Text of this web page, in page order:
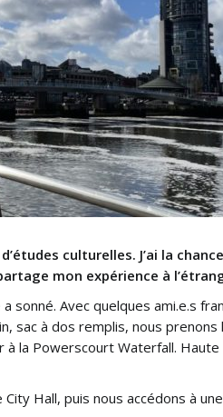
culturelles. J’ai la
mon expérience à
sonné. Avec quelques ami.e.s
sac à dos remplis, nous
la Powerscourt Waterfall.
Hall, puis nous accédons à